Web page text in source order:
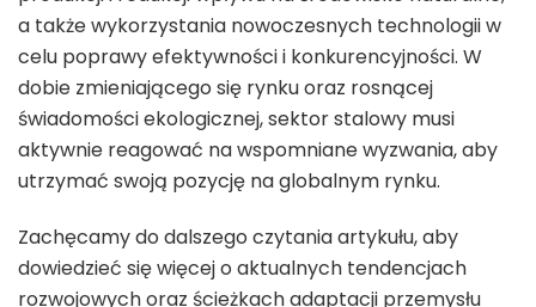
a także wykorzystania nowoczesnych technologii w
celu poprawy efektywności i konkurencyjności. W
dobie zmieniającego się rynku oraz rosnącej
świadomości ekologicznej, sektor stalowy musi
aktywnie reagować na wspomniane wyzwania, aby
utrzymać swoją pozycję na globalnym rynku.
Zachęcamy do dalszego czytania artykułu, aby
dowiedzieć się więcej o aktualnych tendencjach
rozwojowych oraz ścieżkach adaptacji przemysłu